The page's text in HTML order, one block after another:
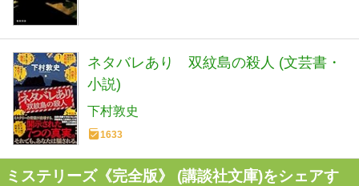
ネタバレあり 双紋島の殺人 (文芸書・
小説)
下村敦史
1633
ミステリーズ《完全版》 (講談社文庫)をシェアす